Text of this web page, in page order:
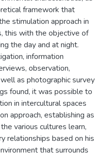
framework that
stimulation approach in
this with the objective of
the day and at night.
information
observation,
as photographic survey
found, it was possible to
in intercultural spaces
approach, establishing as
various cultures learn,
relationships based on his
that surrounds